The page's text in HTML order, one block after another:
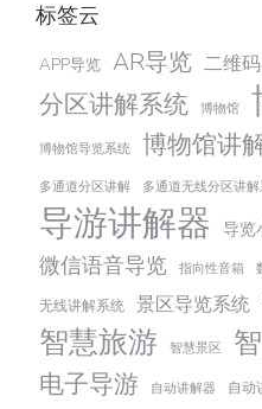
标签云
APP导览 AR导览 二维
分区讲解系统 博物馆
博物馆导览系统 博物馆讲
多通道分区讲解 多通道无线分区讲
导游讲解器 导览
微信语音导览 指向性音箱
无线讲解系统 景区导览系统
智慧旅游 智慧景区
电子导游 自动讲解器 自动